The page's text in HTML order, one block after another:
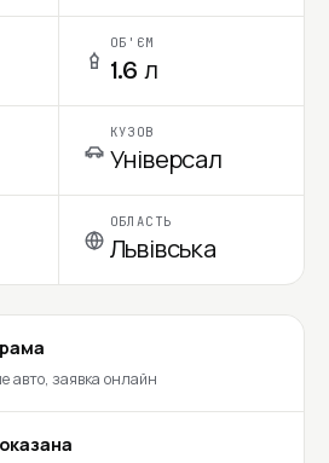
ОБ'ЄМ
1.6 л
КУЗОВ
Універсал
ОБЛАСТЬ
Львівська
авто, заявка онлайн